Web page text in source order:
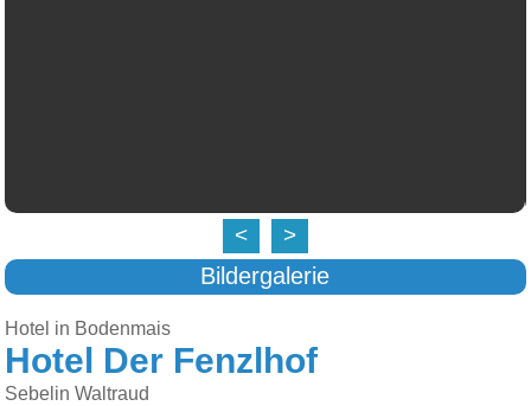
< >
Bildergalerie
Hotel in Bodenmais
Hotel Der Fenzlhof
Sebelin Waltraud